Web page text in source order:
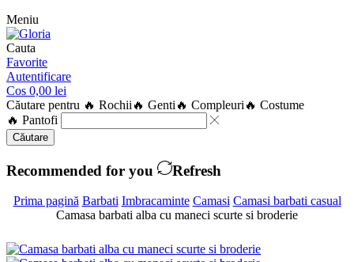
Meniu
Cauta
Favorite
Autentificare
Cos 0,00 lei
Căutare pentru 🔥 Rochii 🔥 Genti 🔥 Compleuri 🔥 Costume
🔥 Pantofi
Căutare
Recommended for you Refresh
Prima pagină Barbati Imbracaminte Camasi Camasi barbati casual
Camasa barbati alba cu maneci scurte si broderie